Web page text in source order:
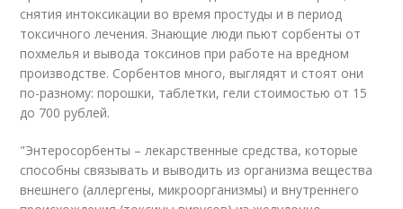
снятия интоксикации во время простуды и в период
токсичного лечения. Знающие люди пьют сорбенты от
похмелья и вывода токсинов при работе на вредном
производстве. Сорбентов много, выглядят и стоят они
по-разному: порошки, таблетки, гели стоимостью от 15
до 700 рублей.
"Энтеросорбенты – лекарственные средства, которые
способны связывать и выводить из организма вещества
внешнего (аллергены, микроорганизмы) и внутреннего